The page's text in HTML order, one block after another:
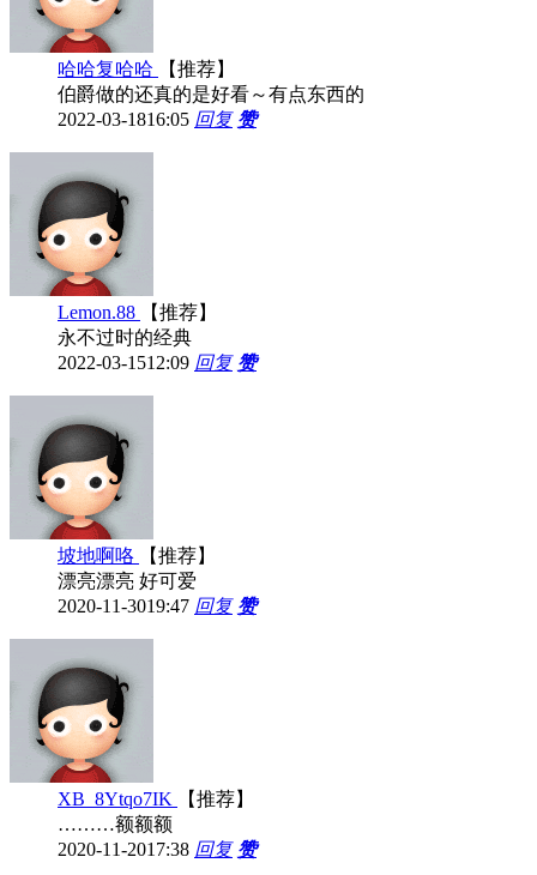
哈哈复哈哈
【推荐】
伯爵做的还真的是好看～有点东西的
2022-03-1816:05 回复 赞
Lemon.88
【推荐】
永不过时的经典
2022-03-1512:09 回复 赞
坡地啊咯
【推荐】
漂亮漂亮 好可爱
2020-11-3019:47 回复 赞
XB_8Ytqo7IK
【推荐】
………额额额
2020-11-2017:38 回复 赞